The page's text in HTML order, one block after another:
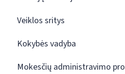
Veiklos sritys
Kokybės vadyba
Mokesčių administravimo